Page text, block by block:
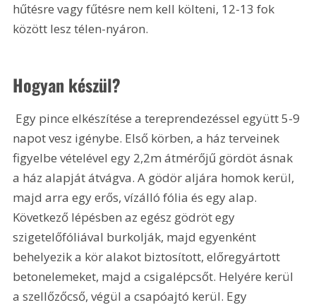
hűtésre vagy fűtésre nem kell költeni, 12-13 fok
között lesz télen-nyáron.
Hogyan készül?
napot vesz igénybe. Első körben, a ház terveinek
figyelbe vételével egy 2,2m átmérőjű gördöt ásnak
a ház alapját átvágva. A gödör aljára homok kerül,
majd arra egy erős, vízálló fólia és egy alap.
Következő lépésben az egész gödröt egy
szigetelőfóliával burkolják, majd egyenként
behelyezik a kör alakot biztosított, előregyártott
betonelemeket, majd a csigalépcsőt. Helyére kerül
a szellőzőcső, végül a csapóajtó kerül. Egy